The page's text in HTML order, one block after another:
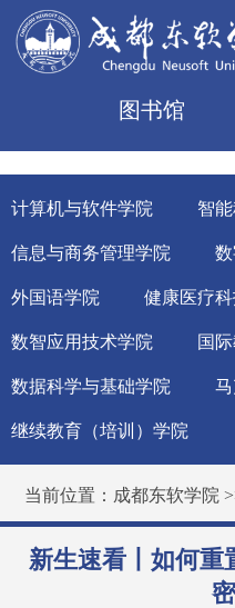
图书馆
计算机与软件学院 智
信息与商务管理学院
外国语学院 健康医疗
数智应用技术学院 国
数据科学与基础学院
继续教育（培训）学院
当前位置： 成都东软学院
新生速看丨如何重